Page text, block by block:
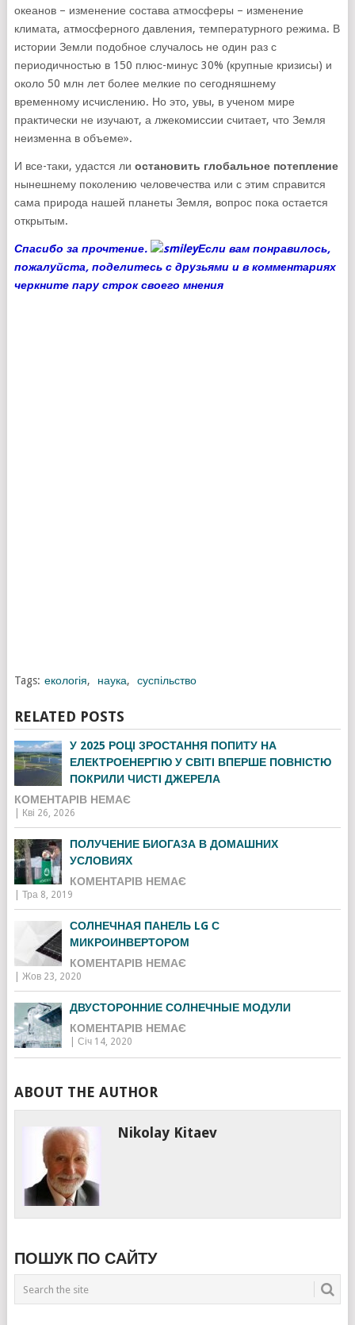
океанов – изменение состава атмосферы – изменение
климата, атмосферного давления, температурного режима. В
истории Земли подобное случалось не один раз с
периодичностью в 150 плюс-минус 30% (крупные кризисы) и
около 50 млн лет более мелкие по сегодняшнему
временному исчислению. Но это, увы, в ученом мире
практически не изучают, а лжекомиссии считает, что Земля
неизменна в объеме».
И все-таки, удастся ли остановить глобальное потепление
нынешнему поколению человечества или с этим справится
сама природа нашей планеты Земля, вопрос пока остается
открытым.
Спасибо за прочтение.
Если вам понравилось,
пожалуйста, поделитесь с друзьями и в комментариях
черкните пару строк своего мнения
Tags: екологія, наука, суспільство
RELATED POSTS
У 2025 РОЦІ ЗРОСТАННЯ ПОПИТУ НА
ЕЛЕКТРОЕНЕРГІЮ У СВІТІ ВПЕРШЕ ПОВНІСТЮ
ПОКРИЛИ ЧИСТІ ДЖЕРЕЛА
КОМЕНТАРІВ НЕМАЄ
Кві 26, 2026
ПОЛУЧЕНИЕ БИОГАЗА В ДОМАШНИХ
УСЛОВИЯХ
КОМЕНТАРІВ НЕМАЄ
Тра 8, 2019
СОЛНЕЧНАЯ ПАНЕЛЬ LG С
МИКРОИНВЕРТОРОМ
КОМЕНТАРІВ НЕМАЄ
Жов 23, 2020
ДВУСТОРОННИЕ СОЛНЕЧНЫЕ МОДУЛИ
КОМЕНТАРІВ НЕМАЄ
Січ 14, 2020
ABOUT THE AUTHOR
Nikolay Kitaev
ПОШУК ПО САЙТУ